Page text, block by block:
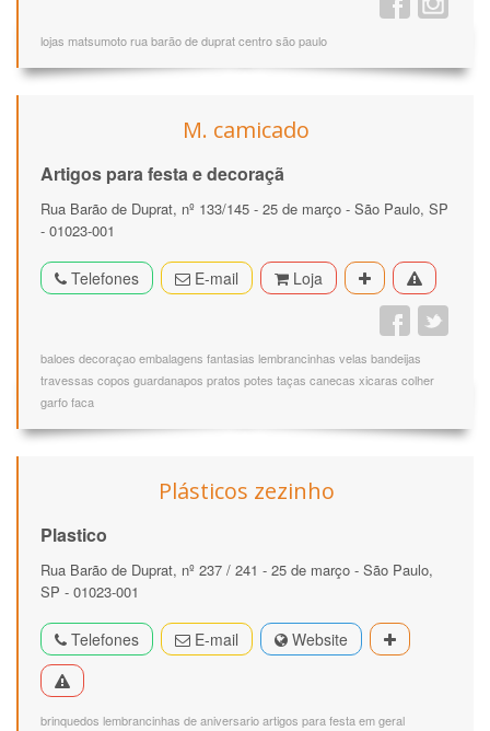
lojas matsumoto rua barão de duprat centro são paulo
M. camicado
Artigos para festa e decoraçã
Rua Barão de Duprat, nº 133/145 - 25 de março - São Paulo, SP
- 01023-001
Telefones E-mail Loja
baloes decoraçao embalagens fantasias lembrancinhas velas bandeijas
travessas copos guardanapos pratos potes taças canecas xicaras colher
garfo faca
Plásticos zezinho
Plastico
Rua Barão de Duprat, nº 237 / 241 - 25 de março - São Paulo,
SP - 01023-001
Telefones E-mail Website
brinquedos lembrancinhas de aniversario artigos para festa em geral